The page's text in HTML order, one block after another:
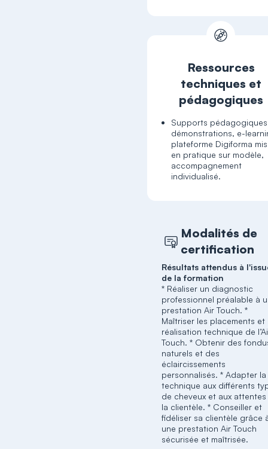
Ressources
techniques et
pédagogiques
Supports
démonstrations, e-
plateforme Digiforma
en pratique sur modèle,
accompagnement
individualisé.
Modalités de
certification
Résultats attendus à
de la formation
* Réaliser un diagnostic
professionnel préalable à
prestation Air Touch. *
Maîtriser les placements et
réalisation technique de
Touch. * Obtenir des
naturels et des
éclaircissements
personnalisés. * Adapter la
technique aux différents
de cheveux et aux
la clientèle. * Conseiller et
fidéliser sa clientèle grâce
une prestation Air Touch
sécurisée et maîtrisée.